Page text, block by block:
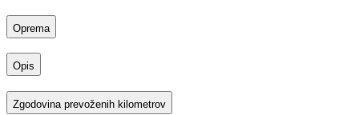
Oprema
Opis
Zgodovina prevoženih kilometrov